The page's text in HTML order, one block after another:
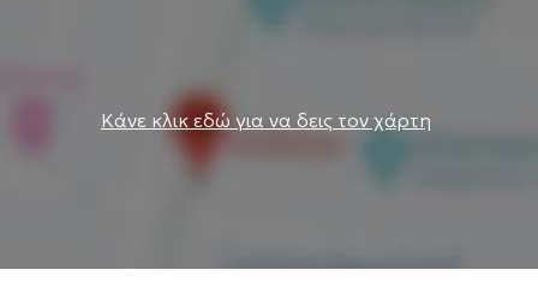
Κάνε κλικ εδώ για να δεις τον χάρτη